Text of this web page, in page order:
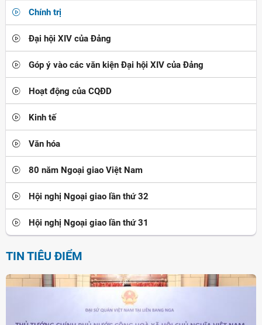
Chính trị
Đại hội XIV của Đảng
Góp ý vào các văn kiện Đại hội XIV của Đảng
Hoạt động của CQĐD
Kinh tế
Văn hóa
80 năm Ngoại giao Việt Nam
Hội nghị Ngoại giao lần thứ 32
Hội nghị Ngoại giao lần thứ 31
TIN TIÊU ĐIỂM